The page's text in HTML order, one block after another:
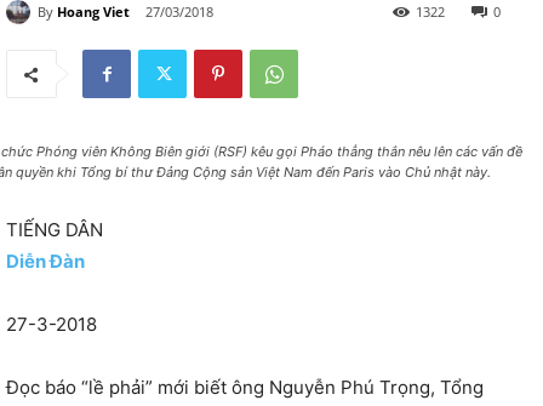
By Hoang Viet 27/03/2018 0
1322
Phóng viên Không Biên giới (RSF) kêu gọi Pháo thẳng thắn nêu lên các vấn đề
quyền khi Tổng bí thư Đảng Cộng sản Việt Nam đến Paris vào Chủ nhật này.
TIẾNG DÂN
Diễn Đàn
27-3-2018
Đọc báo “lề phải” mới biết ông Nguyễn Phú Trọng, Tổng